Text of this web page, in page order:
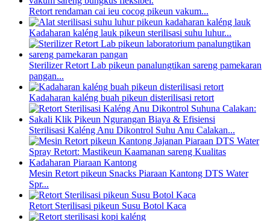
Retort rendaman cai ieu cocog pikeun vakum...
Kadaharan kaléng lauk pikeun sterilisasi suhu luhur...
Sterilizer Retort Lab pikeun panalungtikan sareng pamekaran
pangan...
Kadaharan kaléng buah pikeun disterilisasi retort
Sterilisasi Kaléng Anu Dikontrol Suhu Anu Calakan...
Mesin Retort pikeun Snacks Piaraan Kantong DTS Water
Spr...
Retort Sterilisasi pikeun Susu Botol Kaca